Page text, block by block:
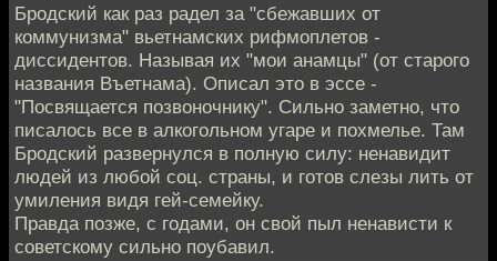
Бродский как раз радел за "сбежавших от
коммунизма" вьетнамских рифмоплетов -
диссидентов. Называя их "мои анамцы" (от старого
названия Въетнама). Описал это в эссе -
"Посвящается позвоночнику". Сильно заметно, что
писалось все в алкогольном угаре и похмелье. Там
Бродский развернулся в полную силу: ненавидит
людей из любой соц. страны, и готов слезы лить от
умиления видя гей-семейку.
Правда позже, с годами, он свой пыл ненависти к
советскому сильно поубавил.